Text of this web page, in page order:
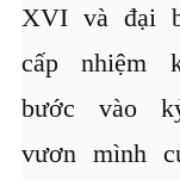
XVI và đại
cấp nhiệm
bước vào
vươn mình